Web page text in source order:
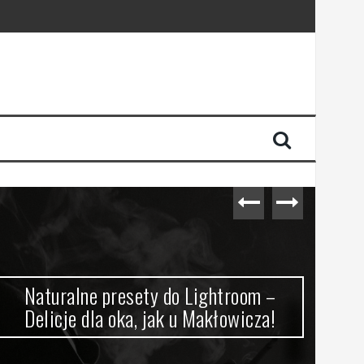
Naturalne presety do Lightroom –
Delicje dla oka, jak u Makłowicza!